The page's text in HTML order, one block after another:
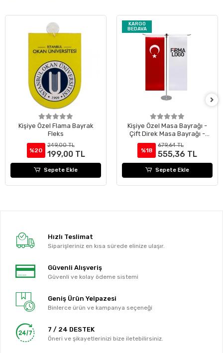
Kişiye Özel Flama Bayrak
Fleks
%20
249,00 TL
199,00 TL
Sepete Ekle
KARGO
BEDAVA
Kişiye Özel Masa Bayrağı -
Çift Direk Masa Bayrağı -
Logolu Masa Bayrağı -
Kırlangıç Bayrak
%18
679,64 TL
555,36 TL
Sepete Ekle
Hızlı Teslimat
Siparişleriniz en kısa sürede elinize ulaşır.
Güvenli Alışveriş
Güvenli ve kolay ödeme sistemi
Geniş Ürün Yelpazesi
Binlerce ürün ve kampanya seçeneği
7 / 24 DESTEK
Öneri ve şikayetlerinizi bize iletebilirsiniz.